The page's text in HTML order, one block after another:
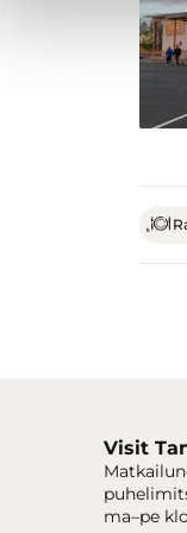
Visit
ma–pe klo